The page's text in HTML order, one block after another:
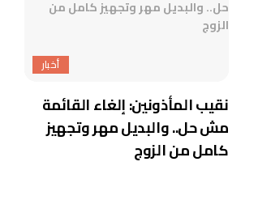
أخبار
نقيب المأذونين: إلغاء القائمة
مش حل.. والبديل مهر وتجهيز
كامل من الزوج